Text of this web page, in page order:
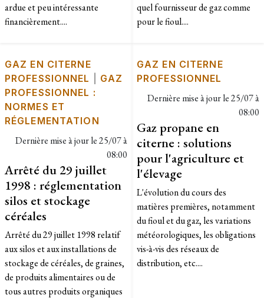
ardue et peu intéressante
financièrement....
quel fournisseur de gaz comme
pour le fioul....
GAZ EN CITERNE
PROFESSIONNEL
GAZ
PROFESSIONNEL :
NORMES ET
RÉGLEMENTATION
Dernière mise à jour le25/07 à
08:00
Arrêté du 29 juillet
1998 : réglementation
silos et stockage
céréales
Arrêté du 29 juillet 1998 relatif
aux silos et aux installations de
stockage de céréales, de graines,
de produits alimentaires ou de
tous autres produits organiques
GAZ EN CITERNE
PROFESSIONNEL
Dernière mise à jour le25/07 à
08:00
Gaz propane en
citerne : solutions
pour l'agriculture et
l'élevage
L'évolution du cours des
matières premières, notamment
du fioul et du gaz, les variations
météorologiques, les obligations
vis-à-vis des réseaux de
distribution, etc....